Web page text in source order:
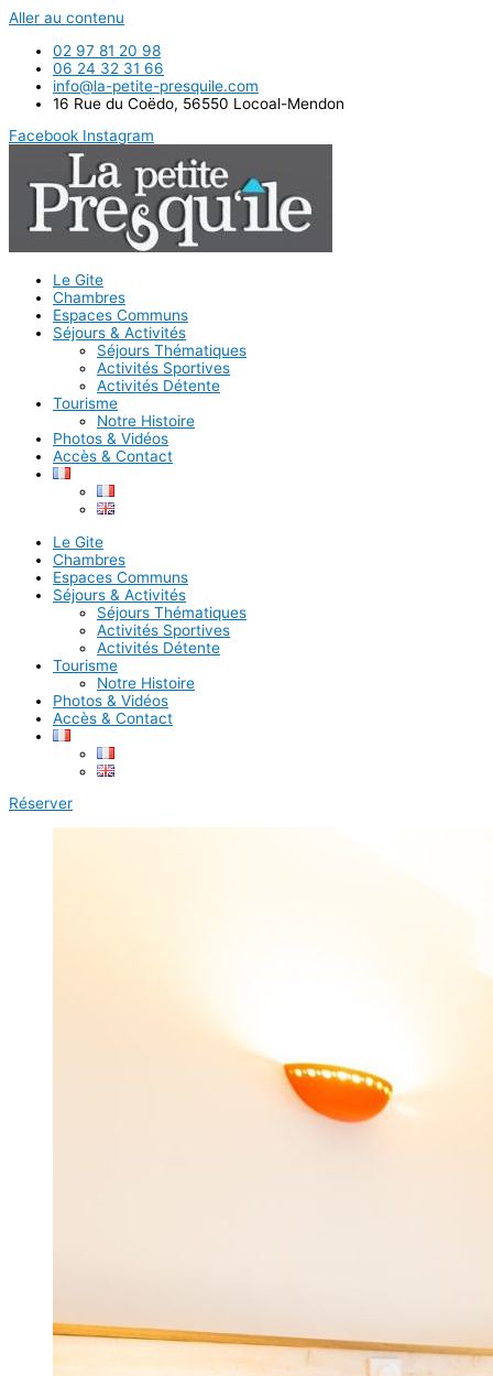
Aller au contenu
02 97 81 20 98
06 24 32 31 66
info@la-petite-presquile.com
16 Rue du Coëdo, 56550 Locoal-Mendon
Facebook Instagram
Le Gite
Chambres
Espaces Communs
Séjours & Activités
Séjours Thématiques
Activités Sportives
Activités Détente
Tourisme
Notre Histoire
Photos & Vidéos
Accès & Contact
Le Gite
Chambres
Espaces Communs
Séjours & Activités
Séjours Thématiques
Activités Sportives
Activités Détente
Tourisme
Notre Histoire
Photos & Vidéos
Accès & Contact
Réserver
Panneau de gestion des cookies